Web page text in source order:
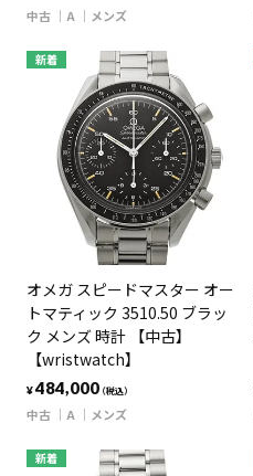
中古 A メンズ
新着
オメガ スピードマスター オー
トマティック 3510.50 ブラッ
ク メンズ 時計 【中古】
【wristwatch】
¥484,000（税込）
中古 A メンズ
新着